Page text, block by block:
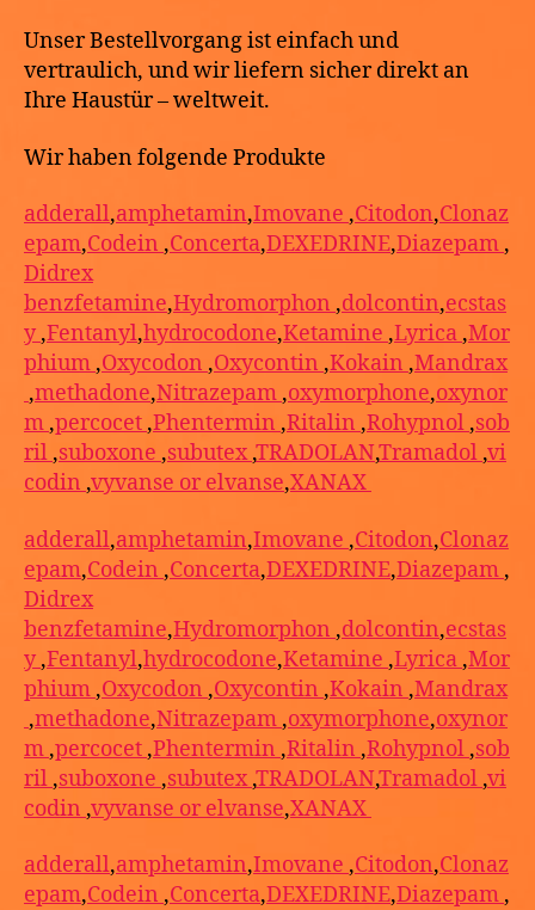
Unser Bestellvorgang ist einfach und
vertraulich, und wir liefern sicher direkt an
Ihre Haustür – weltweit.
Wir haben folgende Produkte
adderall,amphetamin,Imovane ,Citodon,Clonaz
epam,Codein ,Concerta,DEXEDRINE,Diazepam ,
Didrex
benzfetamine,Hydromorphon ,dolcontin,ecstas
y ,Fentanyl,hydrocodone,Ketamine ,Lyrica ,Mor
phium ,Oxycodon ,Oxycontin ,Kokain ,Mandrax
,methadone,Nitrazepam ,oxymorphone,oxynor
m ,percocet ,Phentermin ,Ritalin ,Rohypnol ,sob
ril ,suboxone ,subutex,TRADOLAN,Tramadol ,vi
codin ,vyvanse or elvanse,XANAX
adderall,amphetamin,Imovane ,Citodon,Clonaz
epam,Codein ,Concerta,DEXEDRINE,Diazepam ,
Didrex
benzfetamine,Hydromorphon ,dolcontin,ecstas
y ,Fentanyl,hydrocodone,Ketamine ,Lyrica ,Mor
phium ,Oxycodon ,Oxycontin ,Kokain ,Mandrax
,methadone,Nitrazepam ,oxymorphone,oxynor
m ,percocet ,Phentermin ,Ritalin ,Rohypnol ,sob
ril ,suboxone ,subutex,TRADOLAN,Tramadol ,vi
codin ,vyvanse or elvanse,XANAX
adderall,amphetamin,Imovane ,Citodon,Clonaz
epam,Codein ,Concerta,DEXEDRINE,Diazepam ,